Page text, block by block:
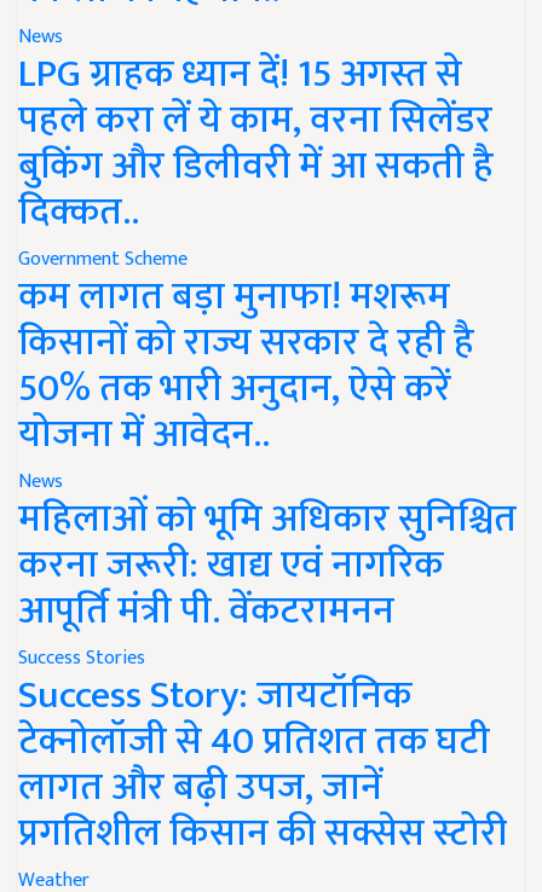
News
LPG ग्राहक ध्यान दें! 15 अगस्त से
पहले करा लें ये काम, वरना सिलेंडर
बुकिंग और डिलीवरी में आ सकती है
दिक्कत..
Government Scheme
कम लागत बड़ा मुनाफा! मशरूम
किसानों को राज्य सरकार दे रही है
50% तक भारी अनुदान, ऐसे करें
योजना में आवेदन..
News
महिलाओं को भूमि अधिकार सुनिश्चित
करना जरूरी: खाद्य एवं नागरिक
आपूर्ति मंत्री पी. वेंकटरामनन
Success Stories
Success Story: जायटॉनिक
टेक्नोलॉजी से 40 प्रतिशत तक घटी
लागत और बढ़ी उपज, जानें
प्रगतिशील किसान की सक्सेस स्टोरी
Weather